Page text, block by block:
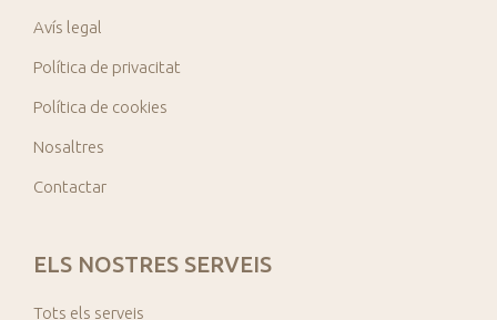
Avís legal
Política de privacitat
Política de cookies
Nosaltres
Contactar
ELS NOSTRES SERVEIS
Tots els serveis